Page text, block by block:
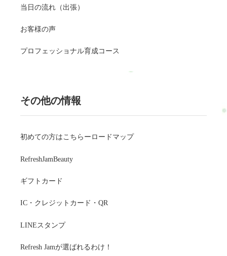
当日の流れ（出張）
お客様の声
プロフェッショナル育成コース
その他の情報
初めての方はこちらーロードマップ
RefreshJamBeauty
ギフトカード
IC・クレジットカード・QR
LINEスタンプ
Refresh Jamが選ばれるわけ！